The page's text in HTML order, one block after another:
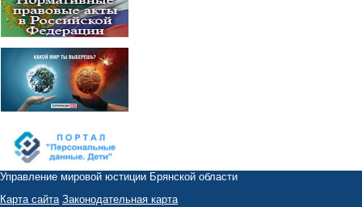
Управление мировой юстиции Брянской области
Карта сайта Законодательная карта